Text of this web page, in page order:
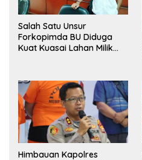
Salah Satu Unsur
Forkopimda BU Diduga
Kuat Kuasai Lahan Milik
Himbauan Kapolres